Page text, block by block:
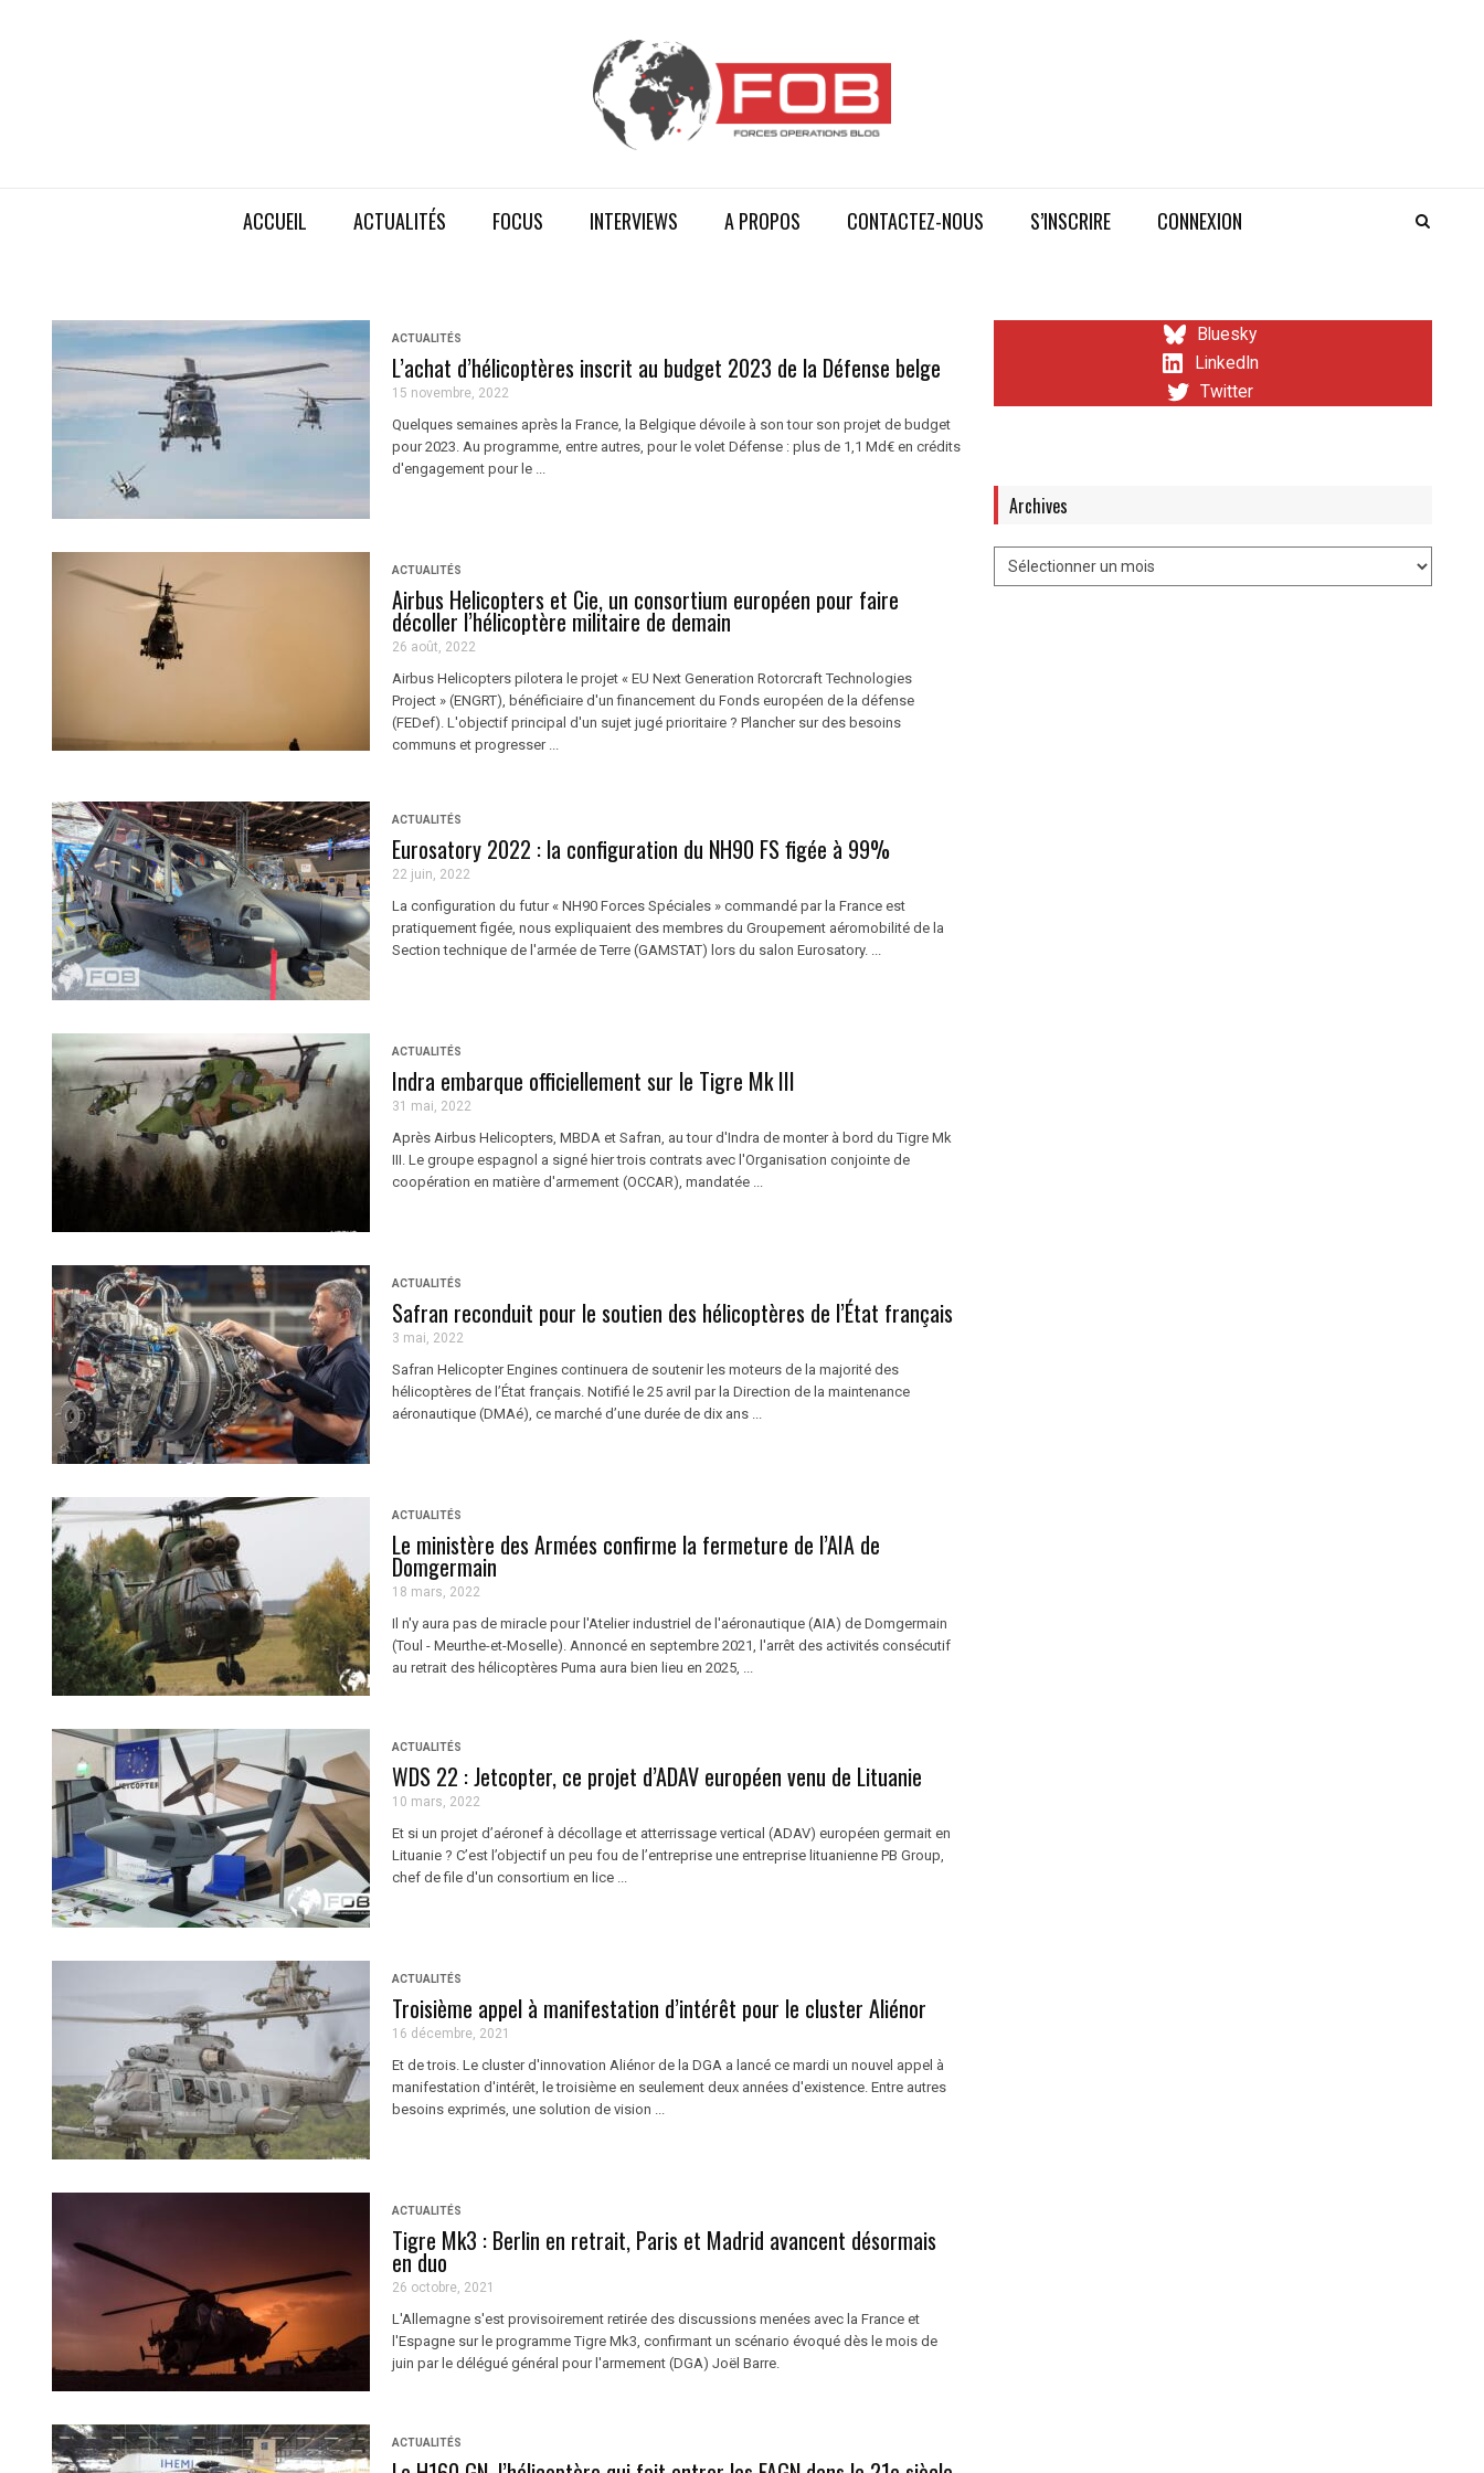
ACCUEIL ACTUALITÉS FOCUS INTERVIEWS A PROPOS CONTACTEZ-NOUS S’INSCRIRE CONNEXION
ACTUALITÉS
L’achat d’hélicoptères inscrit au budget 2023 de la Défense belge
15 novembre, 2022
Quelques semaines après la France, la Belgique dévoile à son tour son projet de budget
pour 2023. Au programme, entre autres, pour le volet Défense : plus de 1,1 Md€ en crédits
d'engagement pour le ...
ACTUALITÉS
Airbus Helicopters et Cie, un consortium européen pour faire
décoller l’hélicoptère militaire de demain
26 août, 2022
Airbus Helicopters pilotera le projet « EU Next Generation Rotorcraft Technologies
Project » (ENGRT), bénéficiaire d'un financement du Fonds européen de la défense
(FEDef). L'objectif principal d'un sujet jugé prioritaire ? Plancher sur des besoins
communs et progresser ...
ACTUALITÉS
Eurosatory 2022 : la configuration du NH90 FS figée à 99%
22 juin, 2022
La configuration du futur « NH90 Forces Spéciales » commandé par la France est
pratiquement figée, nous expliquaient des membres du Groupement aéromobilité de la
Section technique de l'armée de Terre (GAMSTAT) lors du salon Eurosatory. ...
ACTUALITÉS
Indra embarque officiellement sur le Tigre Mk III
31 mai, 2022
Après Airbus Helicopters, MBDA et Safran, au tour d'Indra de monter à bord du Tigre Mk
III. Le groupe espagnol a signé hier trois contrats avec l'Organisation conjointe de
coopération en matière d'armement (OCCAR), mandatée ...
ACTUALITÉS
Safran reconduit pour le soutien des hélicoptères de l’État français
3 mai, 2022
Safran Helicopter Engines continuera de soutenir les moteurs de la majorité des
hélicoptères de l’État français. Notifié le 25 avril par la Direction de la maintenance
aéronautique (DMAé), ce marché d’une durée de dix ans ...
ACTUALITÉS
Le ministère des Armées confirme la fermeture de l’AIA de
Domgermain
18 mars, 2022
Il n'y aura pas de miracle pour l'Atelier industriel de l'aéronautique (AIA) de Domgermain
(Toul - Meurthe-et-Moselle). Annoncé en septembre 2021, l'arrêt des activités consécutif
au retrait des hélicoptères Puma aura bien lieu en 2025, ...
ACTUALITÉS
WDS 22 : Jetcopter, ce projet d’ADAV européen venu de Lituanie
10 mars, 2022
Et si un projet d’aéronef à décollage et atterrissage vertical (ADAV) européen germait en
Lituanie ? C’est l’objectif un peu fou de l’entreprise une entreprise lituanienne PB Group,
chef de file d'un consortium en lice ...
ACTUALITÉS
Troisième appel à manifestation d’intérêt pour le cluster Aliénor
16 décembre, 2021
Et de trois. Le cluster d'innovation Aliénor de la DGA a lancé ce mardi un nouvel appel à
manifestation d'intérêt, le troisième en seulement deux années d'existence. Entre autres
besoins exprimés, une solution de vision ...
ACTUALITÉS
Tigre Mk3 : Berlin en retrait, Paris et Madrid avancent désormais
en duo
26 octobre, 2021
L'Allemagne s'est provisoirement retirée des discussions menées avec la France et
l'Espagne sur le programme Tigre Mk3, confirmant un scénario évoqué dès le mois de
juin par le délégué général pour l'armement (DGA) Joël Barre.
ACTUALITÉS
Bluesky
LinkedIn
Twitter
Archives